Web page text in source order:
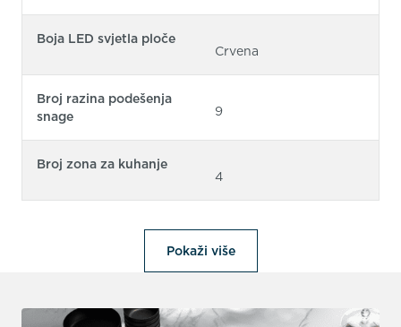
Boja LED svjetla ploče
Crvena
Broj razina podešenja
snage
9
Broj zona za kuhanje
4
Pokaži više